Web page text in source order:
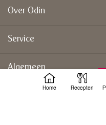
Over Odin
Service
Algemeen
Home Recepten